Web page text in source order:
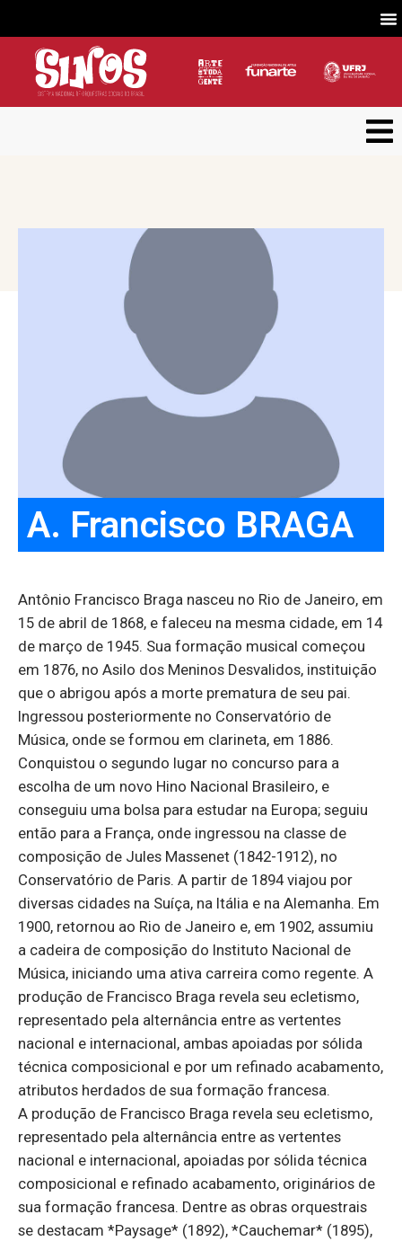
A. Francisco BRAGA
Antônio Francisco Braga nasceu no Rio de Janeiro, em
15 de abril de 1868, e faleceu na mesma cidade, em 14
de março de 1945. Sua formação musical começou
em 1876, no Asilo dos Meninos Desvalidos, instituição
que o abrigou após a morte prematura de seu pai.
Ingressou posteriormente no Conservatório de
Música, onde se formou em clarineta, em 1886.
Conquistou o segundo lugar no concurso para a
escolha de um novo Hino Nacional Brasileiro, e
conseguiu uma bolsa para estudar na Europa; seguiu
então para a França, onde ingressou na classe de
composição de Jules Massenet (1842-1912), no
Conservatório de Paris. A partir de 1894 viajou por
diversas cidades na Suíça, na Itália e na Alemanha. Em
1900, retornou ao Rio de Janeiro e, em 1902, assumiu
a cadeira de composição do Instituto Nacional de
Música, iniciando uma ativa carreira como regente. A
produção de Francisco Braga revela seu ecletismo,
representado pela alternância entre as vertentes
nacional e internacional, ambas apoiadas por sólida
técnica composicional e por um refinado acabamento,
atributos herdados de sua formação francesa.
A produção de Francisco Braga revela seu ecletismo,
representado pela alternância entre as vertentes
nacional e internacional, apoiadas por sólida técnica
composicional e refinado acabamento, originários de
sua formação francesa. Dentre as obras orquestrais
se destacam *Paysage* (1892), *Cauchemar* (1895),